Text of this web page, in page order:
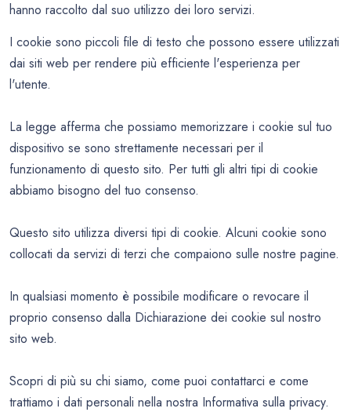
hanno raccolto dal suo utilizzo dei loro servizi.
I cookie sono piccoli file di testo che possono essere utilizzati
dai siti web per rendere più efficiente l'esperienza per
l'utente.
La legge afferma che possiamo memorizzare i cookie sul tuo
dispositivo se sono strettamente necessari per il
funzionamento di questo sito. Per tutti gli altri tipi di cookie
abbiamo bisogno del tuo consenso.
Questo sito utilizza diversi tipi di cookie. Alcuni cookie sono
collocati da servizi di terzi che compaiono sulle nostre pagine.
In qualsiasi momento è possibile modificare o revocare il
proprio consenso dalla Dichiarazione dei cookie sul nostro
sito web.
Scopri di più su chi siamo, come puoi contattarci e come
trattiamo i dati personali nella nostra Informativa sulla privacy.